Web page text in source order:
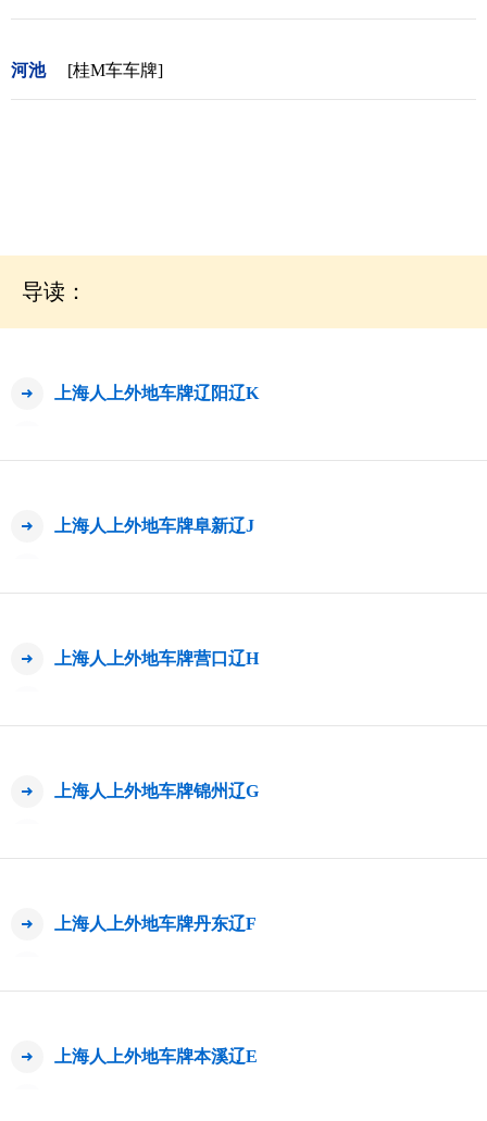
河池 [桂M车车牌]
导读：
上海人上外地车牌辽阳辽K
上海人上外地车牌阜新辽J
上海人上外地车牌营口辽H
上海人上外地车牌锦州辽G
上海人上外地车牌丹东辽F
上海人上外地车牌本溪辽E